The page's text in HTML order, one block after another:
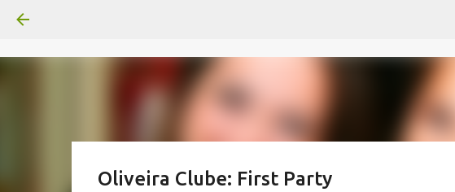
Oliveira Clube: First Party